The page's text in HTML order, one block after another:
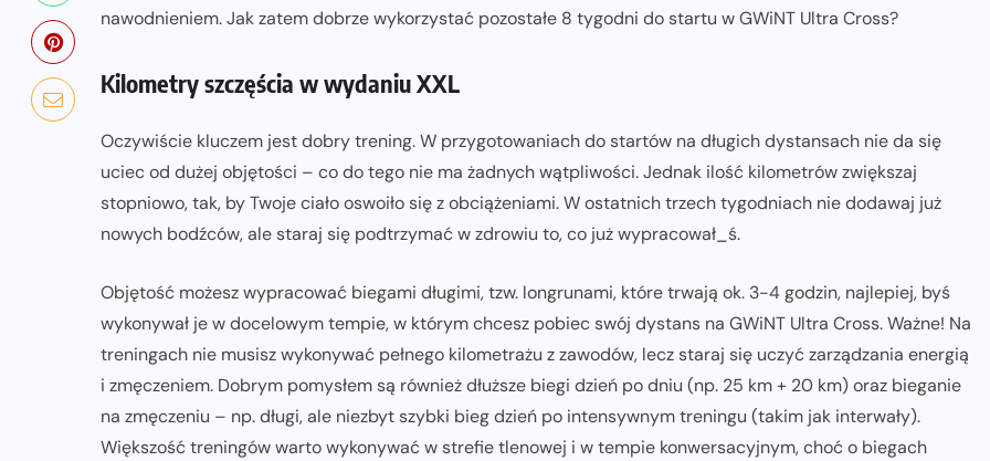
nawodnieniem. Jak zatem dobrze wykorzystać pozostałe 8 tygodni do startu w GWiNT Ultra Cross?
Kilometry szczęścia w wydaniu XXL
Oczywiście kluczem jest dobry trening. W przygotowaniach do startów na długich dystansach nie da się
uciec od dużej objętości – co do tego nie ma żadnych wątpliwości. Jednak ilość kilometrów zwiększaj
stopniowo, tak, by Twoje ciało oswoiło się z obciążeniami. W ostatnich trzech tygodniach nie dodawaj już
nowych bodźców, ale staraj się podtrzymać w zdrowiu to, co już wypracował_ś.
Objętość możesz wypracować biegami długimi, tzw. longrunami, które trwają ok. 3-4 godzin, najlepiej, byś
wykonywał je w docelowym tempie, w którym chcesz pobiec swój dystans na GWiNT Ultra Cross. Ważne! Na
treningach nie musisz wykonywać pełnego kilometrażu z zawodów, lecz staraj się uczyć zarządzania energią
i zmęczeniem. Dobrym pomysłem są również dłuższe biegi dzień po dniu (np. 25 km + 20 km) oraz bieganie
na zmęczeniu – np. długi, ale niezbyt szybki bieg dzień po intensywnym treningu (takim jak interwały).
Większość treningów warto wykonywać w strefie tlenowej i w tempie konwersacyjnym, choć o biegach
NADCHODZĄCE IMPREZY WYDARZENIA